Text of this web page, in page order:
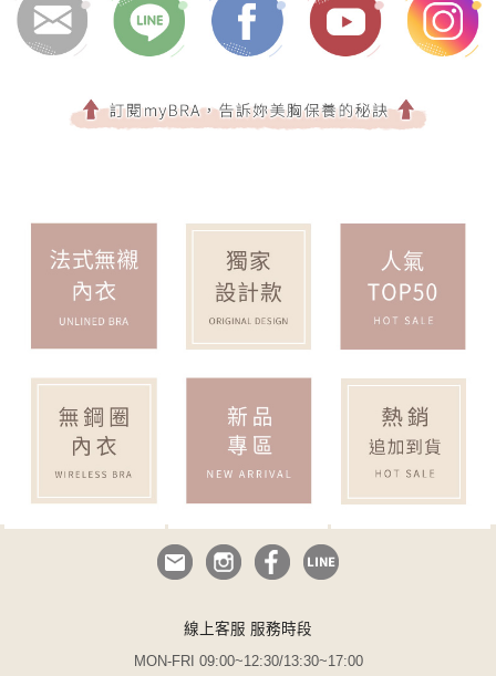
線上客服 服務時段
MON-FRI 09:00~12:30/13:30~17:00